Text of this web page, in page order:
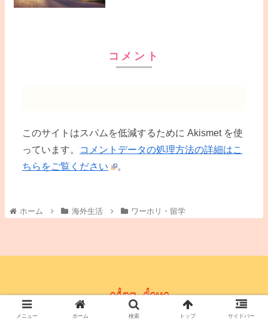
コメント
このサイトはスパムを低減するために Akismet を使
っています。
コメントデータの処理方法の詳細はこ
ちらをご覧ください
。
ホーム 海外生活 ワーホリ・留学
メニュー ホーム 検索 トップ サイドバー